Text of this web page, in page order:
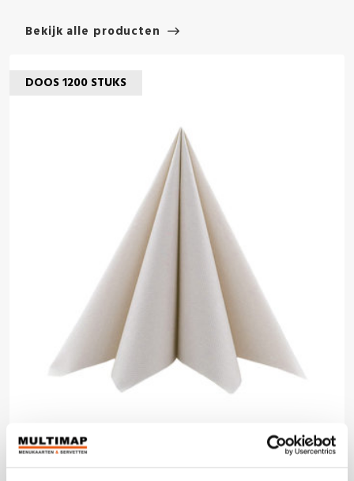
Bekijk alle producten
DOOS 1200 STUKS